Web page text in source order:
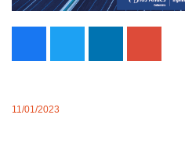
11/01/2023